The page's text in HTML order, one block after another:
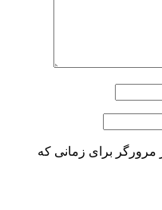
مرورگر برای زمانی که